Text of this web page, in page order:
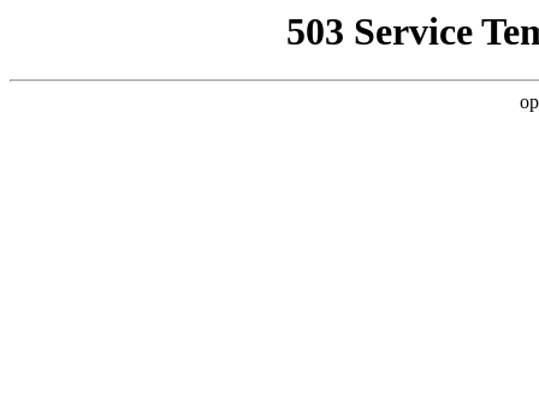
503 Service